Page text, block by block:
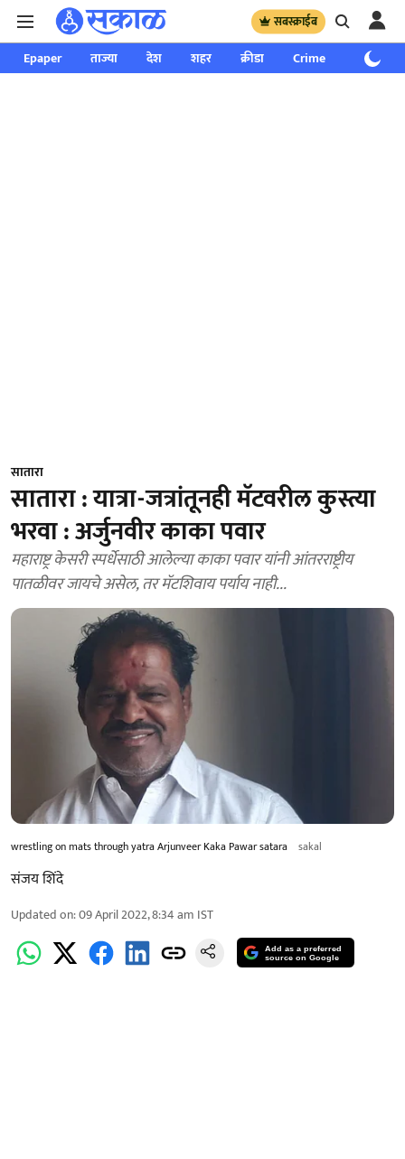
सबस्क्राईब
Epaper ताज्या देश शहर क्रीडा Crime साप्ताहिक
सातारा
सातारा : यात्रा-जत्रांतूनही मॅटवरील कुस्त्या
भरवा : अर्जुनवीर काका पवार
महाराष्ट्र केसरी स्पर्धेसाठी आलेल्या काका पवार यांनी आंतरराष्ट्रीय
पातळीवर जायचे असेल, तर मॅटशिवाय पर्याय नाही...
wrestling on mats through yatra Arjunveer Kaka Pawar satara sakal
संजय शिंदे
Updated on:09 April 2022, 8:34 am IST
Add as a preferred
source on Google